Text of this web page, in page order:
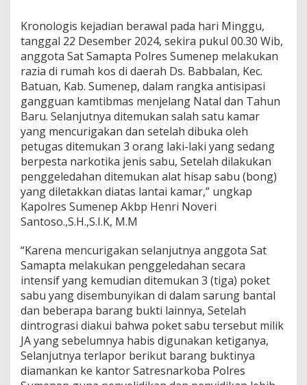
Kronologis kejadian berawal pada hari Minggu,
tanggal 22 Desember 2024, sekira pukul 00.30 Wib,
anggota Sat Samapta Polres Sumenep melakukan
razia di rumah kos di daerah Ds. Babbalan, Kec.
Batuan, Kab. Sumenep, dalam rangka antisipasi
gangguan kamtibmas menjelang Natal dan Tahun
Baru. Selanjutnya ditemukan salah satu kamar
yang mencurigakan dan setelah dibuka oleh
petugas ditemukan 3 orang laki-laki yang sedang
berpesta narkotika jenis sabu, Setelah dilakukan
penggeledahan ditemukan alat hisap sabu (bong)
yang diletakkan diatas lantai kamar,” ungkap
Kapolres Sumenep Akbp Henri Noveri
Santoso.,S.H.,S.I.K, M.M
“Karena mencurigakan selanjutnya anggota Sat
Samapta melakukan penggeledahan secara
intensif yang kemudian ditemukan 3 (tiga) poket
sabu yang disembunyikan di dalam sarung bantal
dan beberapa barang bukti lainnya, Setelah
dintrograsi diakui bahwa poket sabu tersebut milik
JA yang sebelumnya habis digunakan ketiganya,
Selanjutnya terlapor berikut barang buktinya
diamankan ke kantor Satresnarkoba Polres